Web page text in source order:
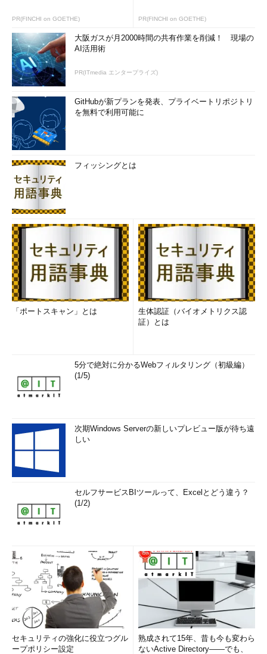
PR(FINCHI on GOETHE) PR(FINCHI on GOETHE)
大阪ガスが月2000時間の共有作業を削減！ 現場の
AI活用術
PR(ITmedia エンタープライズ)
GitHubが新プランを発表、プライベートリポジトリ
を無料で利用可能に
フィッシングとは
「ポートスキャン」とは
生体認証（バイオメトリクス認
証）とは
5分で絶対に分かるWebフィルタリング（初級編）
(1/5)
次期Windows Serverの新しいプレビュー版が待ち遠
しい
セルフサービスBIツールって、Excelとどう違う？
(1/2)
セキュリティの強化に役立つグル
ープポリシー設定
熟成されて15年、昔も今も変わら
ないActive Directory――でも、